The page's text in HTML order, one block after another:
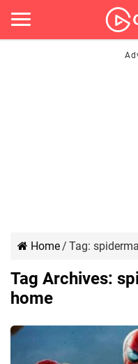
Home/ Tag:
Tag Archives:
home